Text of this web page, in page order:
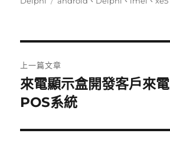
章
導
覽
上一篇文章
上
一
文
來電顯示盒開發客戶來
POS系統